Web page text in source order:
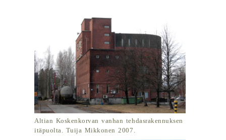
Altian Koskenkorvan vanhan tehdasrakennuksen
itäpuolta. Tuija Mikkonen 2007.